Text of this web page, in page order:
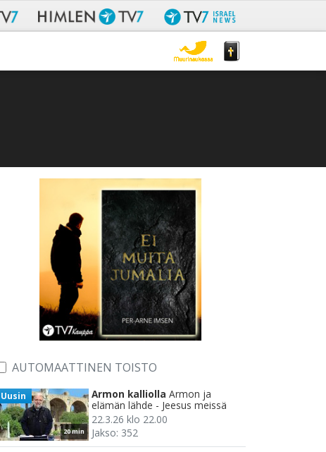
AUTOMAATTINEN TOISTO
20 min
Uusin Armon kalliolla Armon ja
elämän lähde - Jeesus meissä
22.3.26 klo 22.00
Jakso: 352